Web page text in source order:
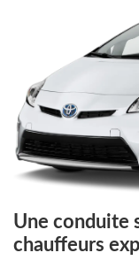
Une conduite
chauffeurs